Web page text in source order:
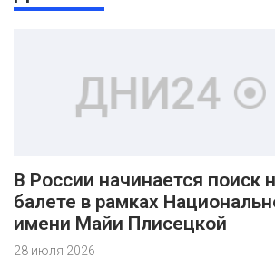
В России начинается поиск
балете в рамках
имени Майи Плисецкой
28 июля 2026